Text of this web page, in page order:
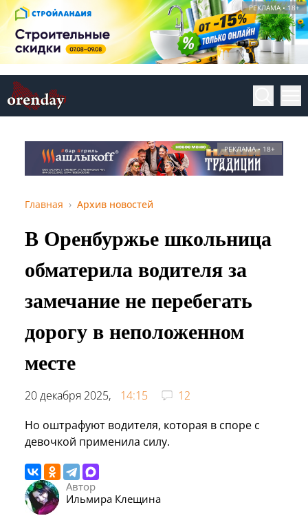
РЕКЛАМА • 18+
РЕКЛАМА • 18+
Главная Архив новостей
В Оренбуржье школьница
обматерила водителя за
замечание не перебегать
дорогу в неположенном
месте
20 декабря 2025, 14:15
12
Но оштрафуют водителя, которая в споре с
девочкой применила силу.
Автор
Ильмира Клещина